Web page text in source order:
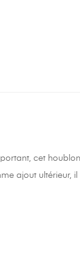
cet
ajout ultérieur,